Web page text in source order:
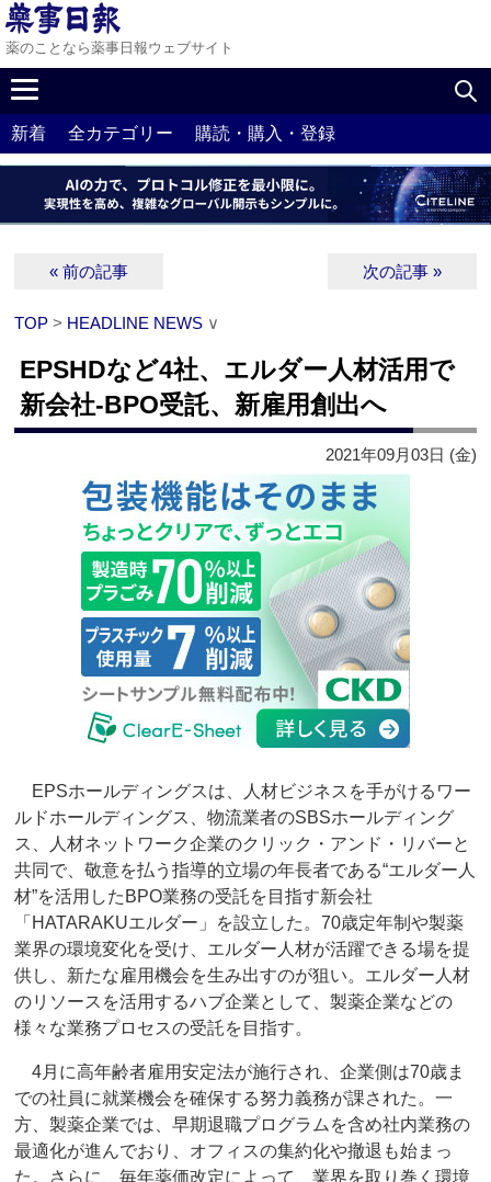
薬のことなら薬事日報ウェブサイト
新着 全カテゴリー 購読・購入・登録
« 前の記事 次の記事 »
TOP > HEADLINE NEWS ∨
EPSHDなど4社、エルダー人材活用で
新会社‐BPO受託、新雇用創出へ
2021年09月03日 (金)
EPSホールディングスは、人材ビジネスを手がけるワー
ルドホールディングス、物流業者のSBSホールディング
ス、人材ネットワーク企業のクリック・アンド・リバーと
共同で、敬意を払う指導的立場の年長者である“エルダー人
材”を活用したBPO業務の受託を目指す新会社
「HATARAKUエルダー」を設立した。70歳定年制や製薬
業界の環境変化を受け、エルダー人材が活躍できる場を提
供し、新たな雇用機会を生み出すのが狙い。エルダー人材
のリソースを活用するハブ企業として、製薬企業などの
様々な業務プロセスの受託を目指す。
4月に高年齢者雇用安定法が施行され、企業側は70歳ま
での社員に就業機会を確保する努力義務が課された。一
方、製薬企業では、早期退職プログラムを含め社内業務の
最適化が進んでおり、オフィスの集約化や撤退も始まっ
た。さらに、毎年薬価改定によって、業界を取り巻く環境